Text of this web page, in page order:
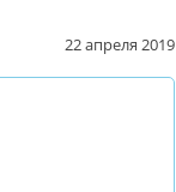
22 апреля 2019